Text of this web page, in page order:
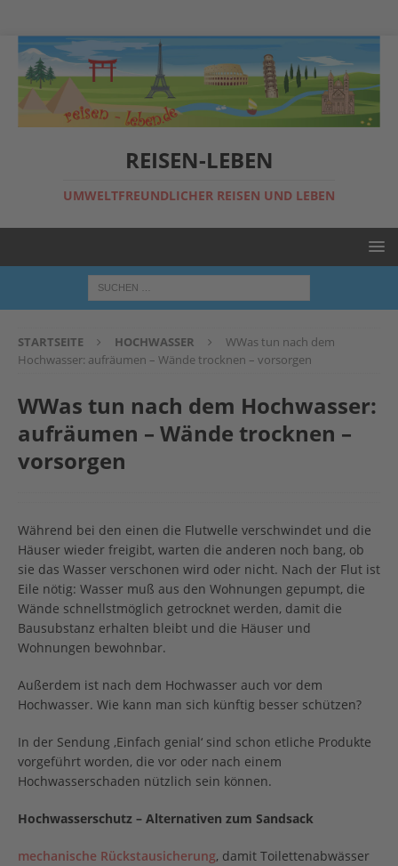
REISEN-LEBEN
UMWELTFREUNDLICHER REISEN UND LEBEN
STARTSEITE HOCHWASSER
WWas tun nach dem
Hochwasser: aufräumen – Wände trocknen – vorsorgen
WWas tun nach dem Hochwasser:
aufräumen – Wände trocknen –
vorsorgen
Während bei den einen die Flutwelle verschwindet und die
Häuser wieder freigibt, warten die anderen noch bang, ob
sie das Wasser verschonen wird oder nicht. Nach der Flut ist
Eile nötig: Wasser muß aus den Wohnungen gepumpt, die
Wände schnellstmöglich getrocknet werden, damit die
Bausubstanz erhalten bleibt und die Häuser und
Wohnungen bewohnbar.
Außerdem ist nach dem Hochwasser auch vor dem
Hochwasser. Wie kann man sich künftig besser schützen?
In der Sendung ‚Einfach genial‘ sind schon etliche Produkte
vorgeführt worden, die vor oder nach einem
Hochwasserschaden nützlich sein können.
Hochwasserschutz – Alternativen zum Sandsack
mechanische Rückstausicherung, damit Toilettenabwässer